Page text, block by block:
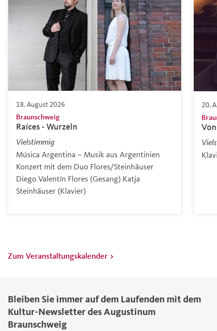
Raíces - Wurzeln
18. August 2026
Braunschweig
Vielstimmig
Música Argentina – Musik aus Argentinien
Konzert mit dem Duo Flores/Steinhäuser
Diego Valentín Flores (Gesang) Katja
Steinhäuser (Klavier)
20.
Zum Veranstaltungskalender >
Bleiben Sie immer auf dem Laufenden mit dem
Kultur-Newsletter des Augustinum
Braunschweig